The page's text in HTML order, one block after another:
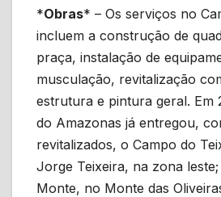
*Obras* – Os serviços no
incluem a construção de
praça, instalação de
musculação, revitalização
estrutura e pintura geral. Em
do Amazonas já entregou,
revitalizados, o Campo do
Jorge Teixeira, na zona
Monte, no Monte das